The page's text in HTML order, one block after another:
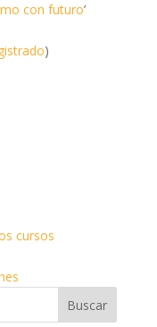
con futuro’
)
cursos